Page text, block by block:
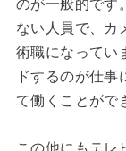
のが一般的です
ない人員で、カ
術職になってい
ドするのが仕
て働くことがで
この他にもテレ